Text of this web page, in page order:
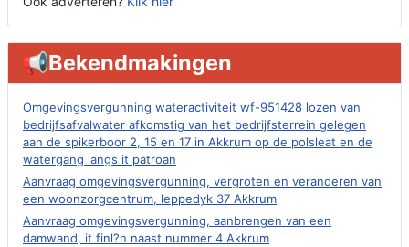
📢Bekendmakingen
Omgevingsvergunning wateractiviteit wf-951428 lozen van
bedrijfsafvalwater afkomstig van het bedrijfsterrein gelegen
aan de spikerboor 2, 15 en 17 in Akkrum op de polsleat en de
watergang langs it patroan
Aanvraag omgevingsvergunning, vergroten en veranderen van
een woonzorgcentrum, leppedyk 37 Akkrum
Aanvraag omgevingsvergunning, aanbrengen van een
damwand, it finl?n naast nummer 4 Akkrum